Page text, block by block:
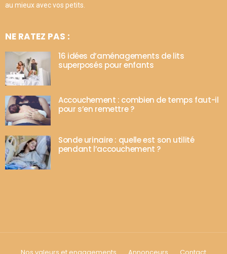
au mieux avec vos petits.
NE RATEZ PAS :
16 idées d’aménagements de lits
superposés pour enfants
Accouchement : combien de temps faut-il
pour s’en remettre ?
Sonde urinaire : quelle est son utilité
pendant l’accouchement ?